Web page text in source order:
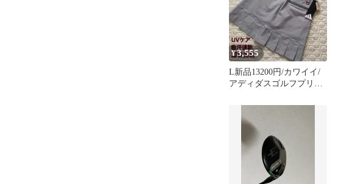
¥3,555
L新品13200円/カワイイ/
アディダスゴルフプリー